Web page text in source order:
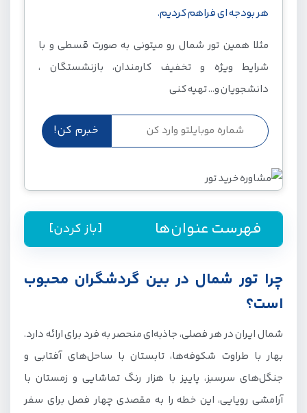
هر بودجه ای فراهم کردیم.
مثلا همین تور شمال رو میتونی به صورت قسطی و با
شرایط ویژه و تخفیف کارمندان، بازنشستگان ،
دانشجویان و... تهیه کنی
فهرست عنوان‌ها [باز کردن]
چرا تور شمال در بین گردشگران محبوب
است؟
شمال ایران در هر فصلی، جاذبه‌ای منحصر به فرد برای ارائه دارد.
بهار با طراوت شکوفه‌ها، تابستان با ساحل‌های آفتابی و
جنگل‌های سرسبز، پاییز با هزار رنگ تماشایی و زمستان با
آرامشی رویایی، این خطه را به مقصدی چهار فصل برای سفر